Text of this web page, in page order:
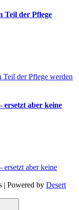
Teil der Pflege
ersetzt aber keine
| Powered by Desert